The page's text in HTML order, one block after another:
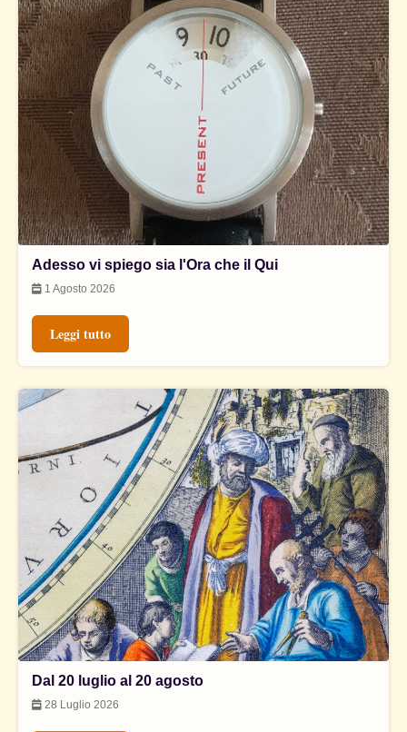
Adesso vi spiego sia l'Ora che il Qui
1 Agosto 2026
Leggi tutto
Dal 20 luglio al 20 agosto
28 Luglio 2026